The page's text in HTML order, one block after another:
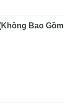
Bao Gồm